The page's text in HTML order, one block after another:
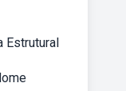
Estrutural